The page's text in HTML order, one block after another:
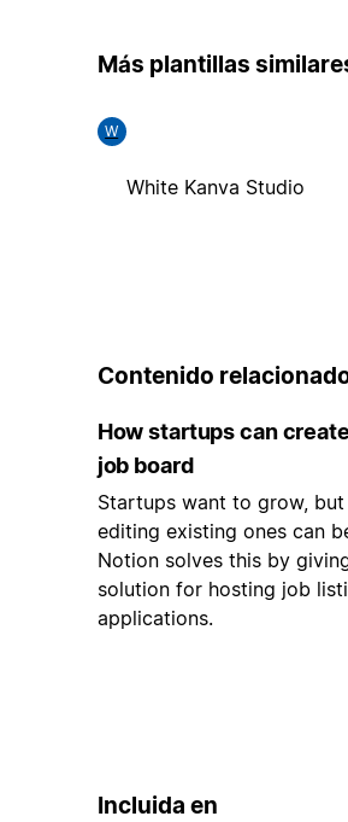
Más plantillas
W
White Kanva Studio
Contenido
How startups can
job board
Startups want to grow,
editing existing ones can
Notion solves this by
solution for hosting job
applications.
Incluida en